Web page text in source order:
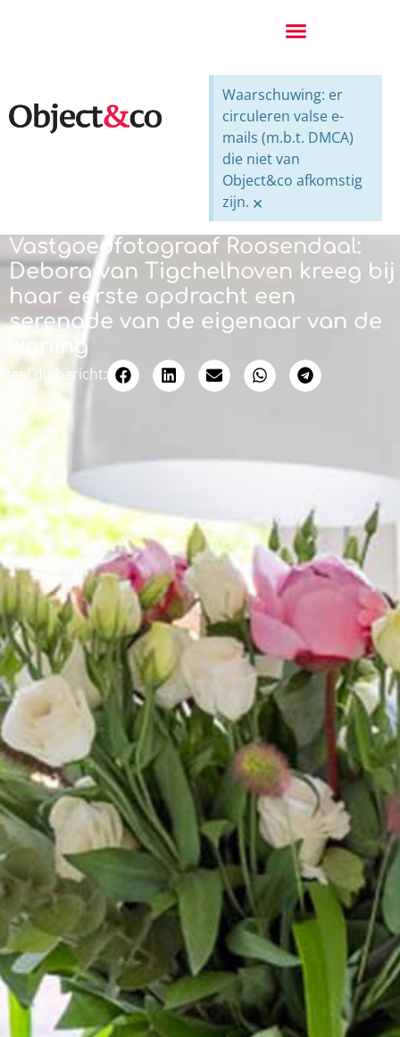
Waarschuwing: er
circuleren valse e-
mails (m.b.t. DMCA)
die niet van
Object&co afkomstig
zijn. ×
Vastgoedfotograaf Roosendaal:
Debora van Tigchelhoven kreeg bij
haar eerste opdracht een
serenade van de eigenaar van de
woning
Deel dit bericht: